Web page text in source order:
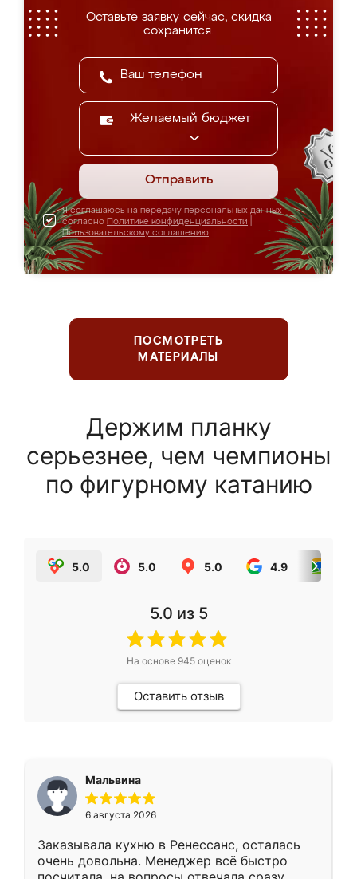
Оставьте заявку сейчас, скидка
сохранится.
Желаемый бюджет
Отправить
Я соглашаюсь на передачу персональных данных
согласно Политике конфиденциальности
Пользовательскому соглашению
ПОСМОТРЕТЬ
МАТЕРИАЛЫ
Держим планку
серьезнее, чем чемпионы
по фигурному катанию
5.0 5.0 5.0 4.9
5.0 из 5
На основе 945оценок
Оставить отзыв
Мальвина
6 августа 2026
Заказывала кухню в Ренессанс, осталась
очень довольна. Менеджер всё быстро